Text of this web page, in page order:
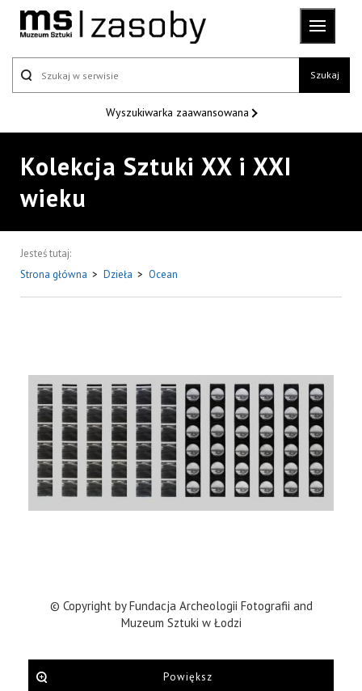
Szukaj
Wyszukiwarka zaawansowana
Kolekcja Sztuki XX i XXI
wieku
Jesteś tutaj:
Strona główna > Dzieła > Ocean
© Copyright by Fundacja Archeologii Fotografii and
Muzeum Sztuki w Łodzi
Powiększ